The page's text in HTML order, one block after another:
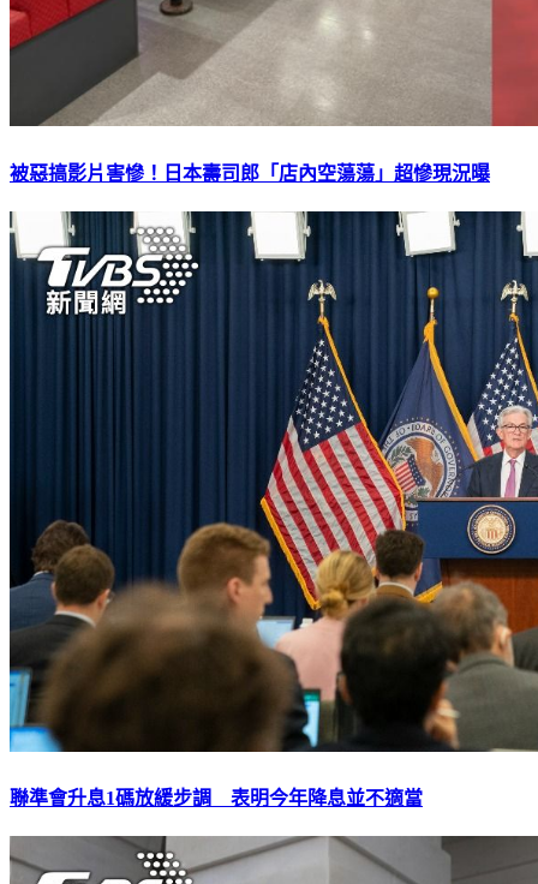
被惡搞影片害慘！日本壽司郎「店內空蕩蕩」超慘現況曝
聯準會升息1碼放緩步調 表明今年降息並不適當